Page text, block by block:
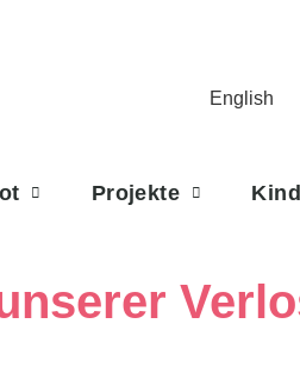
English
Projekte